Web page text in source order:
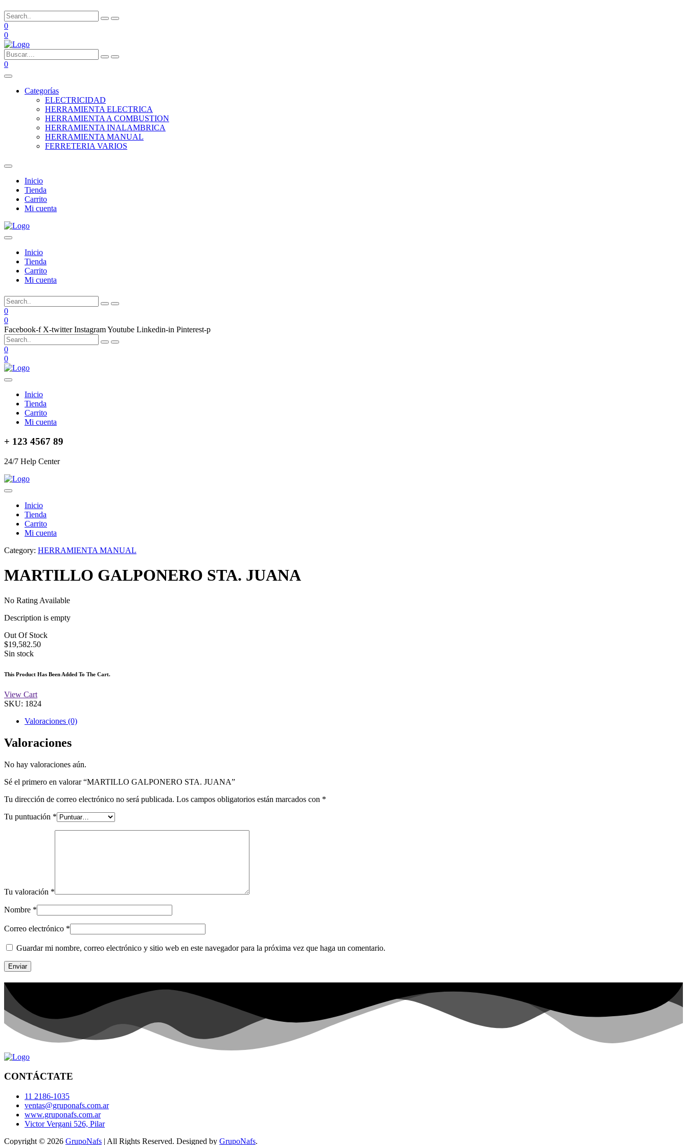
0
0
0
Categorías
ELECTRICIDAD
HERRAMIENTA ELECTRICA
HERRAMIENTA A COMBUSTION
HERRAMIENTA INALAMBRICA
HERRAMIENTA MANUAL
FERRETERIA VARIOS
Inicio
Tienda
Carrito
Mi cuenta
Inicio
Tienda
Carrito
Mi cuenta
0
0
Facebook-f X-twitter InstagramYoutube Linkedin-in Pinterest-p
0
0
Inicio
Tienda
Carrito
Mi cuenta
+ 123 4567 89
24/7 Help Center
Inicio
Tienda
Carrito
Mi cuenta
Category: HERRAMIENTA MANUAL
MARTILLO GALPONERO STA. JUANA
No Rating Available
Description is empty
Out Of Stock
$19,582.50
Sin stock
This Product Has Been Added To The Cart.
View Cart
SKU: 1824
Valoraciones (0)
Valoraciones
No hay valoraciones aún.
Sé el primero en valorar “MARTILLO GALPONERO STA. JUANA”
Tu dirección de correo electrónico no será publicada. Los campos obligatorios están marcados con *
Tu puntuación *
Tu valoración *
Nombre *
Correo electrónico *
Guardar mi nombre, correo electrónico y sitio web en este navegador para la próxima vez que haga un comentario.
CONTÁCTATE
11 2186-1035
ventas@gruponafs.com.ar
www.gruponafs.com.ar
Victor Vergani 526, Pilar
Copyright © 2026 GrupoNafs | All Rights Reserved. Designed by GrupoNafs.